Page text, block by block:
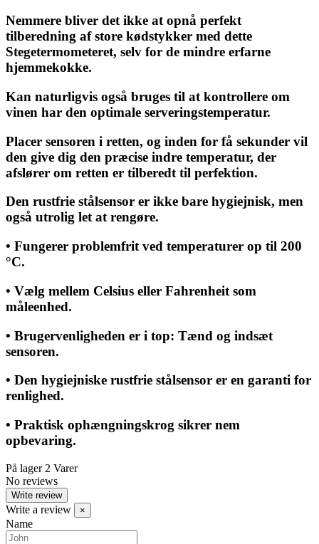
Nemmere bliver det ikke at opnå perfekt
tilberedning af store kødstykker med dette
Stegetermometeret, selv for de mindre erfarne
hjemmekokke.
Kan naturligvis også bruges til at kontrollere om
vinen har den optimale serveringstemperatur.
Placer sensoren i retten, og inden for få sekunder vil
den give dig den præcise indre temperatur, der
afslører om retten er tilberedt til perfektion.
Den rustfrie stålsensor er ikke bare hygiejnisk, men
også utrolig let at rengøre.
• Fungerer problemfrit ved temperaturer op til 200
°C.
• Vælg mellem Celsius eller Fahrenheit som
måleenhed.
• Brugervenligheden er i top: Tænd og indsæt
sensoren.
• Den hygiejniske rustfrie stålsensor er en garanti for
renlighed.
• Praktisk ophængningskrog sikrer nem
opbevaring.
På lager 2 Varer
No reviews
Write review
Write a review ×
Name